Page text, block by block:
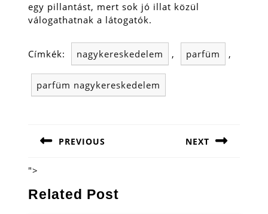
egy pillantást, mert sok jó illat közül
válogathatnak a látogatók.
Címkék: nagykereskedelem , parfüm ,
parfüm nagykereskedelem
navigáció
PREVIOUS
post:
NEXT
">
Related Post